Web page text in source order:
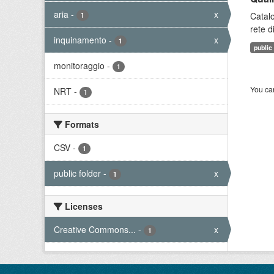
aria - 1 x
inquinamento - 1 x
monitoraggio - 1
NRT - 1
Formats
CSV - 1
public folder - 1 x
Licenses
Creative Commons... - 1 x
rete
public
You